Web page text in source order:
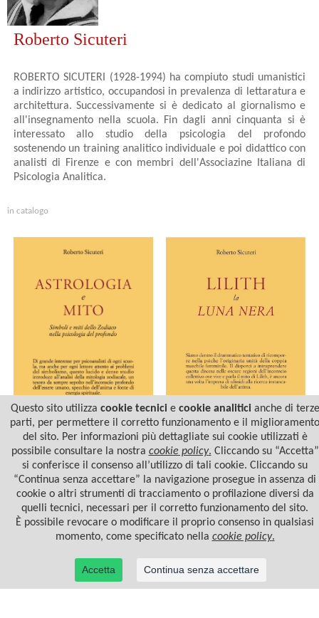
Roberto Sicuteri
ROBERTO SICUTERI (1928-1994) ha compiuto studi umanistici
a indirizzo artistico, occupandosi in prevalenza di lettaratura e
architettura. Successivamente si è dedicato al giornalismo e
all'insegnamento nella scuola. Fin dagli anni cinquanta si è
interessato allo studio della psicologia del profondo
sostenendo un training analitico individuale e poi didattico con
analisti di Firenze e con membri dell'Associazine Italiana di
Psicologia Analitica.
in catalogo
ASTROLOGIA E MITO LILITH - LA LUNA NERA
Questo sito utilizza cookie tecnicie cookie analiticianche di terze
parti, per permettere il corretto funzionamento e il miglioramento
del sito. Per informazioni più dettagliate sui cookie utilizzati è
possibile consultare la nostra cookie policy. Cliccando su “Accetta”
si conferisce il consenso all’utilizzo di tali cookie. Cliccando su
“Continua senza accettare” la navigazione prosegue in assenza di
cookie o altri strumenti di tracciamento o profilazione diversi da
quelli tecnici, necessari per il corretto funzionamento del sito.
È possibile revocare o modificare il proprio consenso in qualsiasi
momento, come specificato nella cookie policy.
Accetta Continua senza accettare